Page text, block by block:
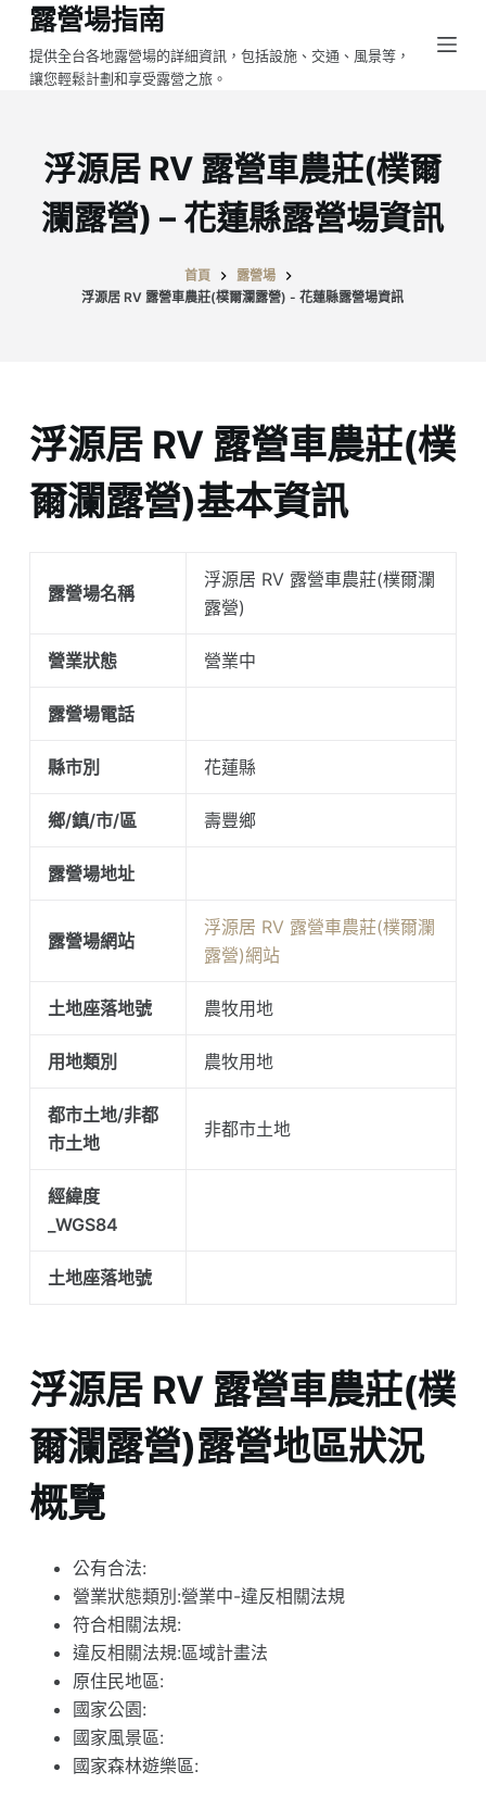
跳
至
主
露營場指南
提供全台各地露營場的詳細資訊，包括設施、交通、風景等，
讓您輕鬆計劃和享受露營之旅。
浮源居 RV 露營車農莊(樸爾
瀾露營) – 花蓮縣露營場資訊
首頁
露營場
浮源居 RV 露營車農莊(樸爾瀾露營) - 花蓮縣露營場資訊
浮源居 RV 露營車農莊(樸
爾瀾露營)基本資訊
露營場名稱
浮源居 RV 露營車農莊(樸爾瀾
露營)
營業狀態 營業中
露營場電話
縣市別 花蓮縣
鄉/鎮/市/區 壽豐鄉
露營場地址
露營場網站
浮源居 RV 露營車農莊(樸爾瀾
露營)網站
土地座落地號 農牧用地
用地類別 農牧用地
都市土地/非都
市土地
非都市土地
經緯度
_WGS84
土地座落地號
浮源居 RV 露營車農莊(樸
爾瀾露營)露營地區狀況
概覽
公有合法:
營業狀態類別:營業中-違反相關法規
符合相關法規:
違反相關法規:區域計畫法
原住民地區:
國家公園:
國家風景區:
國家森林遊樂區: